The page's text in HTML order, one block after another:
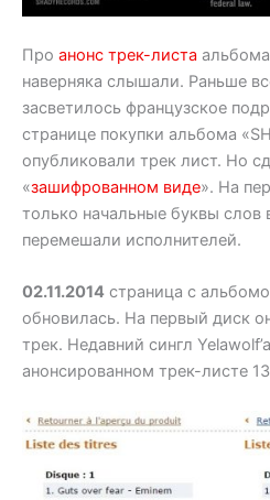
Про анонс трек-листа
наверняка слышали. Раньше
засветилось французское
странице покупки альбома
опубликовали трек лист. Но
«зашифрованном виде». На
только начальные буквы слов
перемешали исполнителей.
02.11.2014 страница с
обновилась. На первый диск
трек. Недавний сингл
анонсированном трек-листе